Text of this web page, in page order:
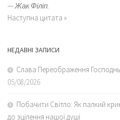
—Жак Філіп.
Наступна цитата »
НЕДАВНІ ЗАПИСИ
Слава Переображення
05/08/2026
Побачити Світло: Як палкий
до зцілення нашої душі